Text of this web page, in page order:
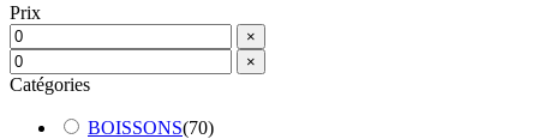
Prix
×
×
Catégories
BOISSONS(70)